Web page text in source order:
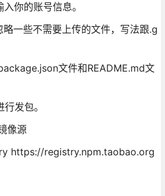
你的账号信息。
一些不需要上传的文件，写法跟.g
文件和README.md文
发包。
像源
https://registry.npm.taobao.org